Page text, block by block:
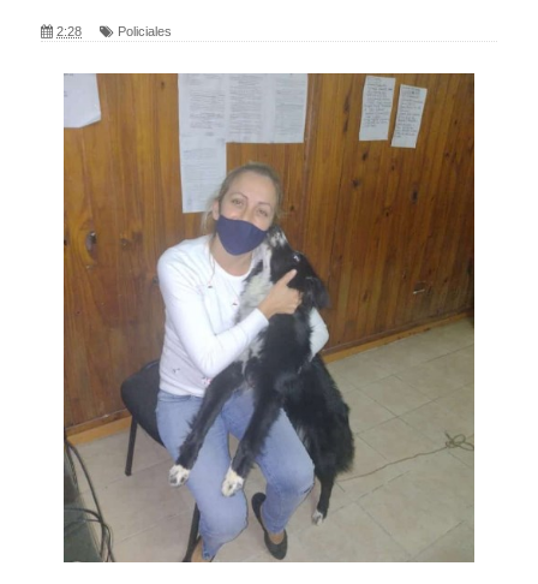
2:28 Policiales